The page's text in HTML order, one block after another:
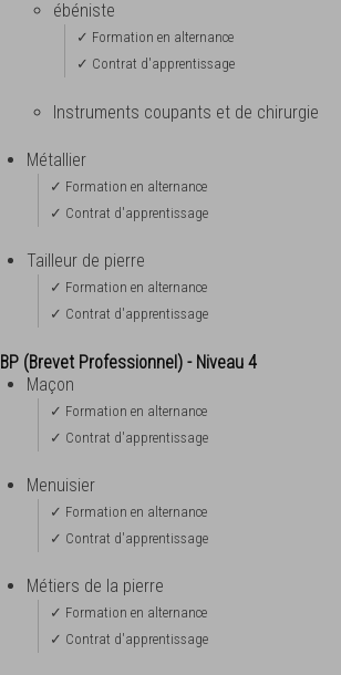
ébéniste
✓ Formation en alternance
✓ Contrat d'apprentissage
Instruments coupants et de chirurgie
Métallier
✓ Formation en alternance
✓ Contrat d'apprentissage
Tailleur de pierre
✓ Formation en alternance
✓ Contrat d'apprentissage
BP (Brevet Professionnel) - Niveau 4
Maçon
✓ Formation en alternance
✓ Contrat d'apprentissage
Menuisier
✓ Formation en alternance
✓ Contrat d'apprentissage
Métiers de la pierre
✓ Formation en alternance
✓ Contrat d'apprentissage